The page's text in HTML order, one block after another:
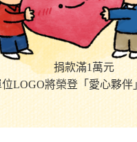
捐款滿1萬元
LOGO將榮登「愛心夥伴